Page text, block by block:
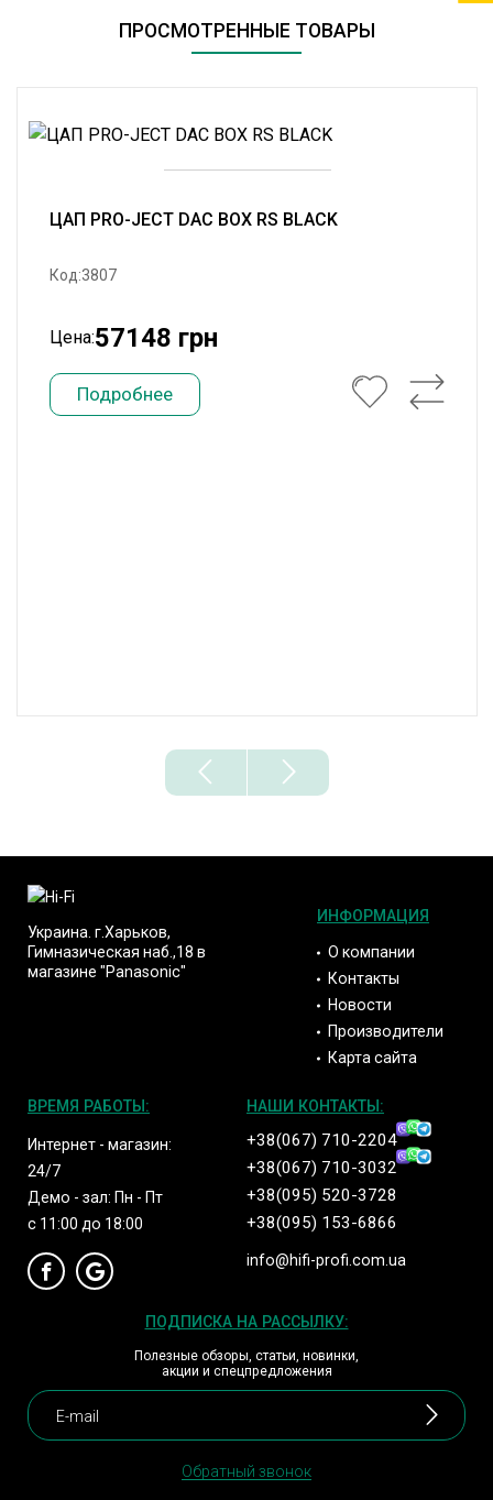
ПРОСМОТРЕННЫЕ ТОВАРЫ
ЦАП PRO-JECT DAC BOX RS BLACK
Код:3807
Цена:57148 грн
Подробнее
Украина. г.Харьков,
Гимназическая наб.,18 в
магазине "Panasonic"
ИНФОРМАЦИЯ
О компании
Контакты
Новости
Производители
Карта сайта
ВРЕМЯ РАБОТЫ:
Интернет - магазин:
24/7
Демо - зал: Пн - Пт
с 11:00 до 18:00
НАШИ КОНТАКТЫ:
+38(067) 710-2204
+38(067) 710-3032
+38(095) 520-3728
+38(095) 153-6866
info@hifi-profi.com.ua
ПОДПИСКА НА РАССЫЛКУ:
Полезные обзоры, статьи, новинки,
акции и спецпредложения
Обратный звонок